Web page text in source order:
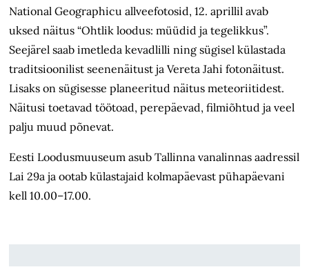
National Geographicu allveefotosid, 12. aprillil avab
uksed näitus “Ohtlik loodus: müüdid ja tegelikkus”.
Seejärel saab imetleda kevadlilli ning sügisel külastada
traditsioonilist seenenäitust ja Vereta Jahi fotonäitust.
Lisaks on sügisesse planeeritud näitus meteoriitidest.
Näitusi toetavad töötoad, perepäevad, filmiõhtud ja veel
palju muud põnevat.
Eesti Loodusmuuseum asub Tallinna vanalinnas aadressil
Lai 29a ja ootab külastajaid kolmapäevast pühapäevani
kell 10.00–17.00.